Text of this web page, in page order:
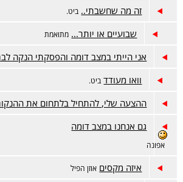
זה מה שחשבתי.. ביט.
שבועיים או יותר... מתואמת
אני הייתי במצב דומה והפסקתי הנקה
וואו מעודד ביט.
ההצעה שלי, להתחיל בלתחום את
גם אנחנו במצב דומה
אפונה
איזה מקסים אוזן הפיל